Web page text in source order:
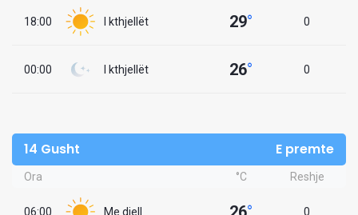
18:00 I kthjellët 29° 0
00:00 I kthjellët 26° 0
14 Gusht E premte
Ora °C Reshje
06:00 Me diell 0